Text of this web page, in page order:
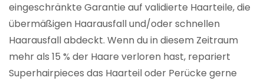
eingeschränkte Garantie auf validierte Haarteile, die
übermäßigen Haarausfall und/oder schnellen
Haarausfall abdeckt. Wenn du in diesem Zeitraum
mehr als 15 % der Haare verloren hast, repariert
Superhairpieces das Haarteil oder Perücke gerne